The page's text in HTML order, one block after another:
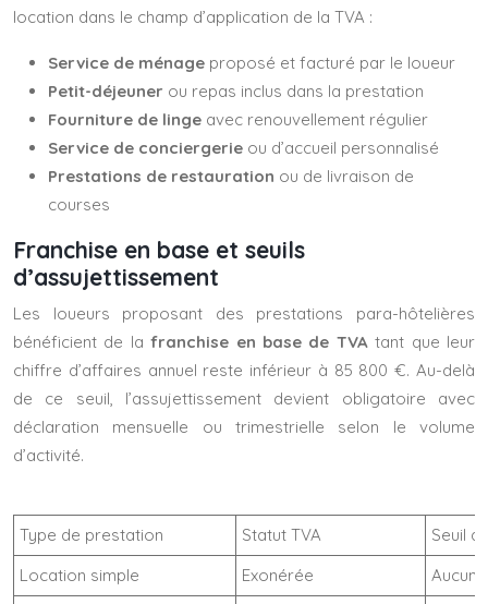
location dans le champ d’application de la TVA :
Service de ménage proposé et facturé par le loueur
Petit-déjeuner ou repas inclus dans la prestation
Fourniture de linge avec renouvellement régulier
Service de conciergerie ou d’accueil personnalisé
Prestations de restauration ou de livraison de
courses
Franchise en base et seuils
d’assujettissement
Les loueurs proposant des prestations para-hôtelières
bénéficient de lafranchise en base de TVAtant que leur
chiffre d’affaires annuel reste inférieur à 85 800 €. Au-delà
de ce seuil, l’assujettissement devient obligatoire avec
déclaration mensuelle ou trimestrielle selon le volume
d’activité.
Type de prestation Statut TVA
Seuil
Location simple
Exonérée
Aucun